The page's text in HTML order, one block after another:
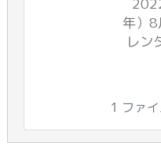
年）
レン
1 ファ